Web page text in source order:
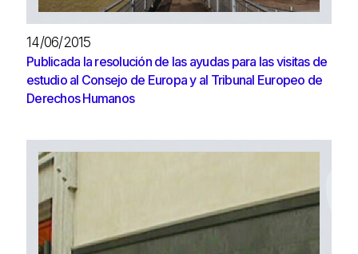
14/06/2015
Publicada la resolución de las ayudas para las visitas de
estudio al Consejo de Europa y al Tribunal Europeo de
Derechos Humanos